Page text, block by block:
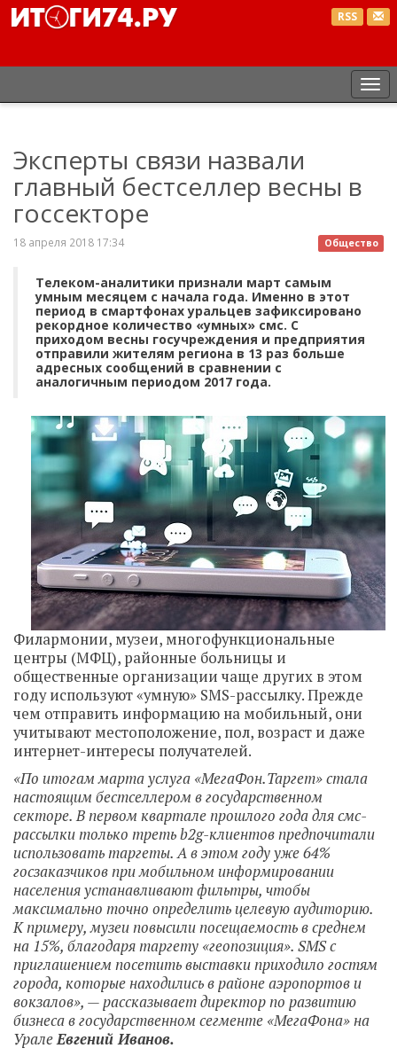
RSS
Эксперты связи назвали
главный бестселлер весны в
госсекторе
Общество
18 апреля 2018 17:34
Телеком-аналитики признали март самым
умным месяцем с начала года. Именно в этот
период в смартфонах уральцев зафиксировано
рекордное количество «умных» смс. С
приходом весны госучреждения и предприятия
отправили жителям региона в 13 раз больше
адресных сообщений в сравнении с
аналогичным периодом 2017 года.
Филармонии, музеи, многофункциональные
центры (МФЦ), районные больницы и
общественные организации чаще других в этом
году используют «умную» SMS-рассылку. Прежде
чем отправить информацию на мобильный, они
учитывают местоположение, пол, возраст и даже
интернет-интересы получателей.
«По итогам марта услуга «МегаФон.Таргет» стала
настоящим бестселлером в государственном
секторе. В первом квартале прошлого года для смс-
рассылки только треть b2g-клиентов предпочитали
использовать таргеты. А в этом году уже 64%
госзаказчиков при мобильном информировании
населения устанавливают фильтры, чтобы
максимально точно определить целевую аудиторию.
К примеру, музеи повысили посещаемость в среднем
на 15%, благодаря таргету «геопозиция». SMS с
приглашением посетить выставки приходило гостям
города, которые находились в районе аэропортов и
вокзалов», — рассказывает директор по развитию
бизнеса в государственном сегменте «МегаФона» на
УралеЕвгений Иванов.